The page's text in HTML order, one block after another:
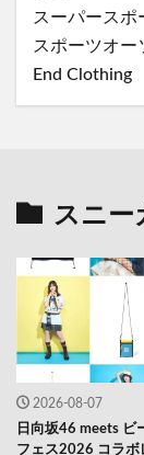
スーパースポ
スポーツオー
End Clothing
スニー
2026-08-07
日向坂46 meets ビ
フェス2026 コラボ